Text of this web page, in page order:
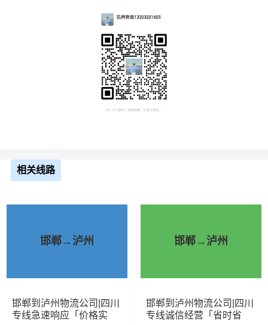
根据货物类型选择合适车型
车型
3.8米货车 15立方 3.8×1.7×2.2
6.8米货车 40立方 10吨 6.8×2.4×2.8
相关线路
邯郸→泸州
邯郸到泸州物流公司|四川
专线急速响应「价格实
邯郸→泸州
邯郸到泸州物流公司|四川
专线诚信经营「省时省